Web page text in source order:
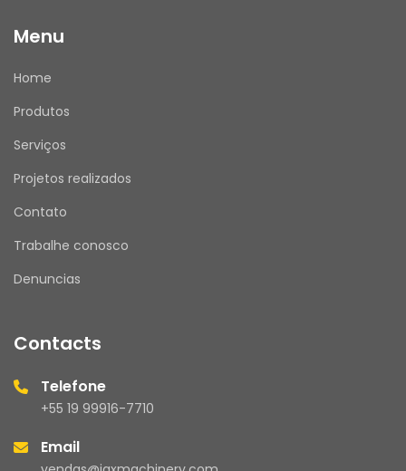
Menu
Home
Produtos
Serviços
Projetos realizados
Contato
Trabalhe conosco
Denuncias
Contacts
Telefone
+55 19 99916-7710
Email